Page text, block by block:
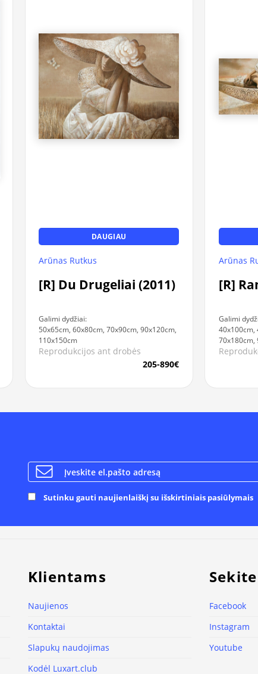
DAUGIAU
Arūnas Rutkus
[R] Du Drugeliai (2011)
Galimi dydžiai:
50x65cm, 60x80cm, 70x90cm, 90x120cm,
110x150cm
Reprodukcijos ant drobės
205-890€
Arūnas
[R]
Galimi
40x100cm,
70x180cm,
Sutinku gauti naujienlaiškį su išskirtiniais pasiūlymais
Klientams
Naujienos
Kontaktai
Slapukų naudojimas
Kodėl Luxart.club
Facebook
Instagram
Youtube